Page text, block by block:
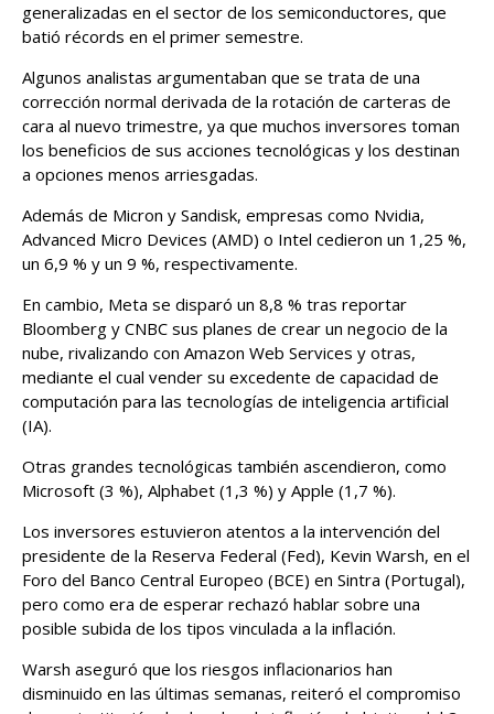
generalizadas en el sector de los semiconductores, que
batió récords en el primer semestre.
Algunos analistas argumentaban que se trata de una
corrección normal derivada de la rotación de carteras de
cara al nuevo trimestre, ya que muchos inversores toman
los beneficios de sus acciones tecnológicas y los destinan
a opciones menos arriesgadas.
Además de Micron y Sandisk, empresas como Nvidia,
Advanced Micro Devices (AMD) o Intel cedieron un 1,25 %,
un 6,9 % y un 9 %, respectivamente.
En cambio, Meta se disparó un 8,8 % tras reportar
Bloomberg y CNBC sus planes de crear un negocio de la
nube, rivalizando con Amazon Web Services y otras,
mediante el cual vender su excedente de capacidad de
computación para las tecnologías de inteligencia artificial
(IA).
Otras grandes tecnológicas también ascendieron, como
Microsoft (3 %), Alphabet (1,3 %) y Apple (1,7 %).
Los inversores estuvieron atentos a la intervención del
presidente de la Reserva Federal (Fed), Kevin Warsh, en el
Foro del Banco Central Europeo (BCE) en Sintra (Portugal),
pero como era de esperar rechazó hablar sobre una
posible subida de los tipos vinculada a la inflación.
Warsh aseguró que los riesgos inflacionarios han
disminuido en las últimas semanas, reiteró el compromiso